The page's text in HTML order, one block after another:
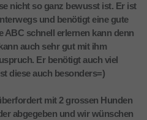
nicht so ganz bewusst ist. Er ist
und benötigt eine gute
ABC schnell erlernen kann denn
auch sehr gut mit ihm
Er benötigt auch viel
diese auch besonders=)
mit 2 grossen Hunden
abgegeben und wir wünschen